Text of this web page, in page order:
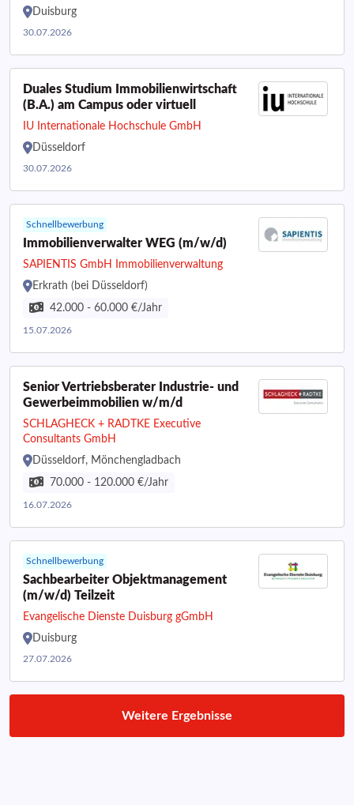
Duisburg
30.07.2026
Duales Studium Immobilienwirtschaft
(B.A.) am Campus oder virtuell
IU Internationale Hochschule GmbH
Düsseldorf
30.07.2026
Schnellbewerbung
Immobilienverwalter WEG (m/w/d)
SAPIENTIS GmbH Immobilienverwaltung
Erkrath (bei Düsseldorf)
42.000 - 60.000 €/Jahr
15.07.2026
Senior Vertriebsberater Industrie- und
Gewerbeimmobilien w/m/d
SCHLAGHECK + RADTKE Executive
Consultants GmbH
Düsseldorf, Mönchengladbach
70.000 - 120.000 €/Jahr
16.07.2026
Schnellbewerbung
Sachbearbeiter Objektmanagement
(m/w/d) Teilzeit
Evangelische Dienste Duisburg gGmbH
Duisburg
27.07.2026
Weitere Ergebnisse